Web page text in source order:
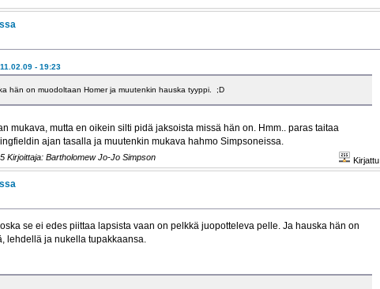
- 19:23
hän on muodoltaan Homer ja muutenkin hauska tyyppi. ;D
mukava, mutta en oikein silti pidä jaksoista missä hän on. Hmm.. paras taitaa
ajan tasalla ja muutenkin mukava hahmo Simpsoneissa.
Kirjoittaja: Bartholomew Jo-Jo Simpson Kirjattu
se ei edes piittaa lapsista vaan on pelkkä juopotteleva pelle. Ja hauska hän on
lehdellä ja nukella tupakkaansa.